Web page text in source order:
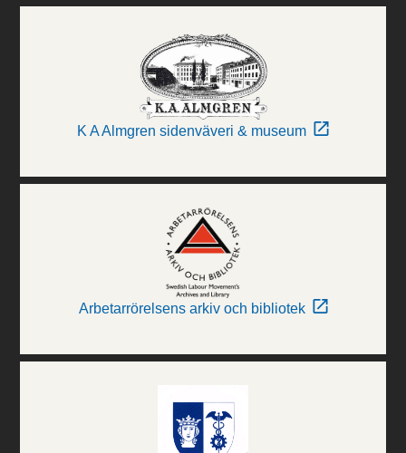
K A Almgren sidenväveri & museum
Arbetarrörelsens arkiv och bibliotek